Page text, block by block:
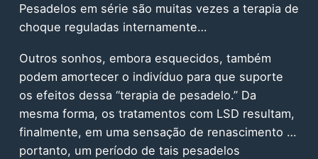
Pesadelos em série são muitas vezes a terapia de
choque reguladas internamente…
Outros sonhos, embora esquecidos, também
podem amortecer o indivíduo para que suporte
os efeitos dessa “terapia de pesadelo.” Da
mesma forma, os tratamentos com LSD resultam,
finalmente, em uma sensação de renascimento …
portanto, um período de tais pesadelos